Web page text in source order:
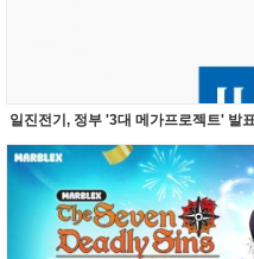
일진전기, 정부 '3대 메가프로젝트' 발